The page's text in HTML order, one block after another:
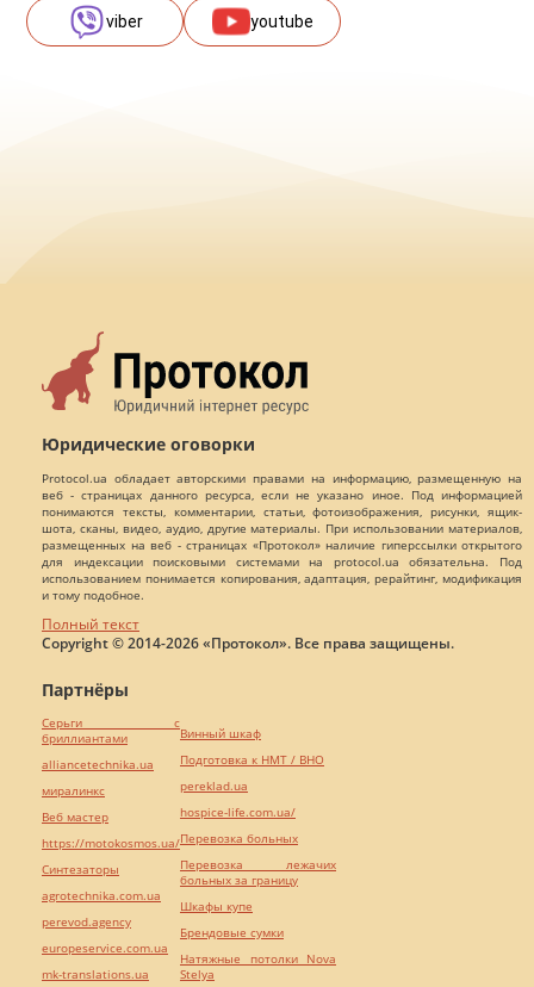
viber youtube
Юридические оговорки
Protocol.ua обладает авторскими правами на информацию, размещенную на
веб - страницах данного ресурса, если не указано иное. Под информацией
понимаются тексты, комментарии, статьи, фотоизображения, рисунки, ящик-
шота, сканы, видео, аудио, другие материалы. При использовании материалов,
размещенных на веб - страницах «Протокол» наличие гиперссылки открытого
для индексации поисковыми системами на protocol.ua обязательна. Под
использованием понимается копирования, адаптация, рерайтинг, модификация
и тому подобное.
Полный текст
Copyright © 2014-2026 «Протокол». Все права защищены.
Партнёры
Серьги с
бриллиантами
alliancetechnika.ua
миралинкс
Веб мастер
https://motokosmos.ua/
Синтезаторы
agrotechnika.com.ua
perevod.agency
europeservice.com.ua
mk-translations.ua
Винный шкаф
Подготовка к НМТ / ВНО
pereklad.ua
hospice-life.com.ua/
Перевозка больных
Перевозка лежачих
больных за границу
Шкафы купе
Брендовые сумки
Натяжные потолки Nova
Stelya